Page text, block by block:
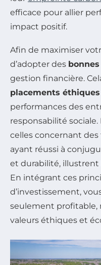
efficace pour allier
impact positif.
Afin de maximiser
d’adopter des
gestion financière.
placements éthiques
performances des
responsabilité
celles concernant
ayant réussi à
et durabilité, illustrent
En intégrant ces
d’investissement,
seulement profitable,
valeurs éthiques et